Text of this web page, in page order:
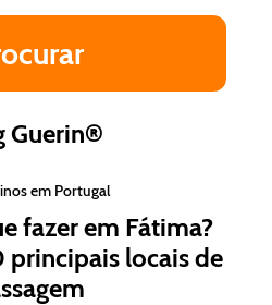
Guerin®
em Portugal
fazer em Fátima?
principais locais de